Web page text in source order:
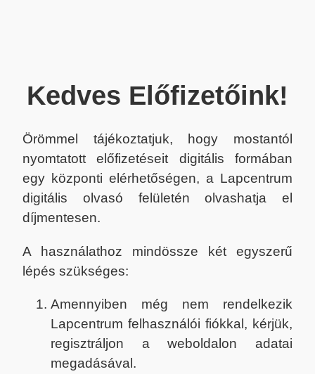
Kedves Előfizetőink!
Örömmel tájékoztatjuk, hogy mostantól
nyomtatott előfizetéseit digitális formában
egy központi elérhetőségen, a Lapcentrum
digitális olvasó felületén olvashatja el
díjmentesen.
A használathoz mindössze két egyszerű
lépés szükséges:
Amennyiben még nem rendelkezik
Lapcentrum felhasználói fiókkal, kérjük,
regisztráljon a weboldalon adatai
megadásával.